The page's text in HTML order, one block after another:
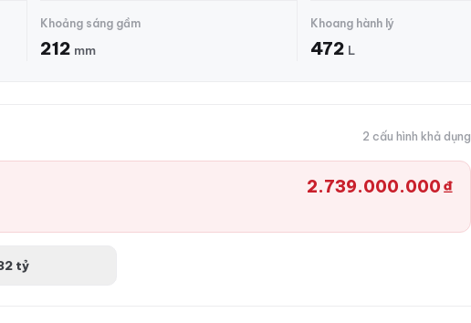
Khoảng sáng gầm
212 mm
Khoang hành lý
472 L
2 cấu hình khả dụng
2.739.000.000 ₫
tỷ